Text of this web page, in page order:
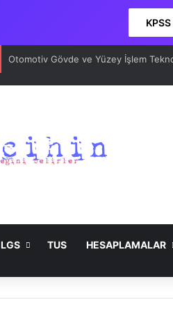
Otomotiv Gövde ve Yüzey İşlem
LGS TUS HESAPLAMALAR